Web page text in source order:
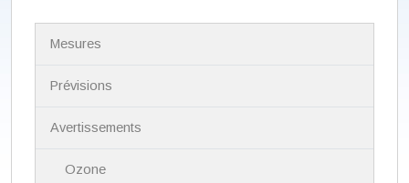
Mesures
Prévisions
Avertissements
Ozone